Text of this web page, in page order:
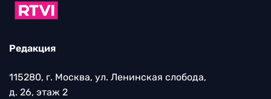
Редакция
115280, г. Москва, ул. Ленинская слобода,
д. 26, этаж 2